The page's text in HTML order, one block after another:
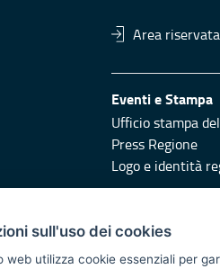
Area riservata
Eventi e Stampa
Ufficio stampa
Press Regione
Logo e identità
Responsabili di
sull'uso dei cookies
web utilizza cookie essenziali per